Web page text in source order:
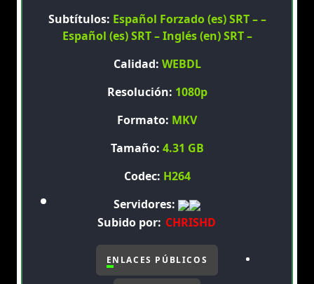
Subtítulos: Español Forzado (es) SRT – –
Español (es) SRT – Inglés (en) SRT –
Calidad: WEBDL
Resolución: 1080p
Formato: MKV
Tamaño: 4.31 GB
Codec: H264
Servidores:
Subido por: CHRISHD
ENLACES PÚBLICOS